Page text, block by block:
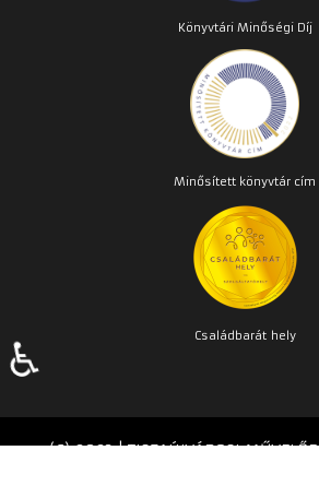
Könyvtári Minőségi Díj
Minősített könyvtár cím
Családbarát hely
(C) 2023 | TISZAÚJVÁROSI